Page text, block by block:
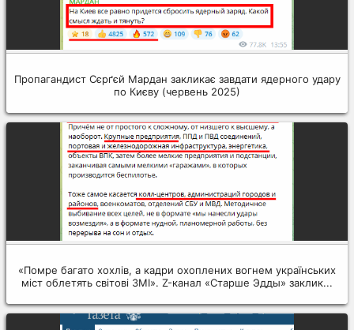
Пропагандист Сєрґєй Мардан закликає завдати ядерного удару
по Києву (червень 2025)
«Помре багато хохлів, а кадри охоплених вогнем українських
міст облетять світові ЗМІ». Z-канал «Старше Эдды» заклик...